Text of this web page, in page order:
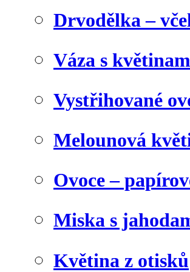
Drvodělka –
Váza s
Vystřihované
Melounová
Ovoce –
Miska s
Květina z otisků